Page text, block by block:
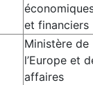
et financiers
Ministère de
l’Europe et
affaires